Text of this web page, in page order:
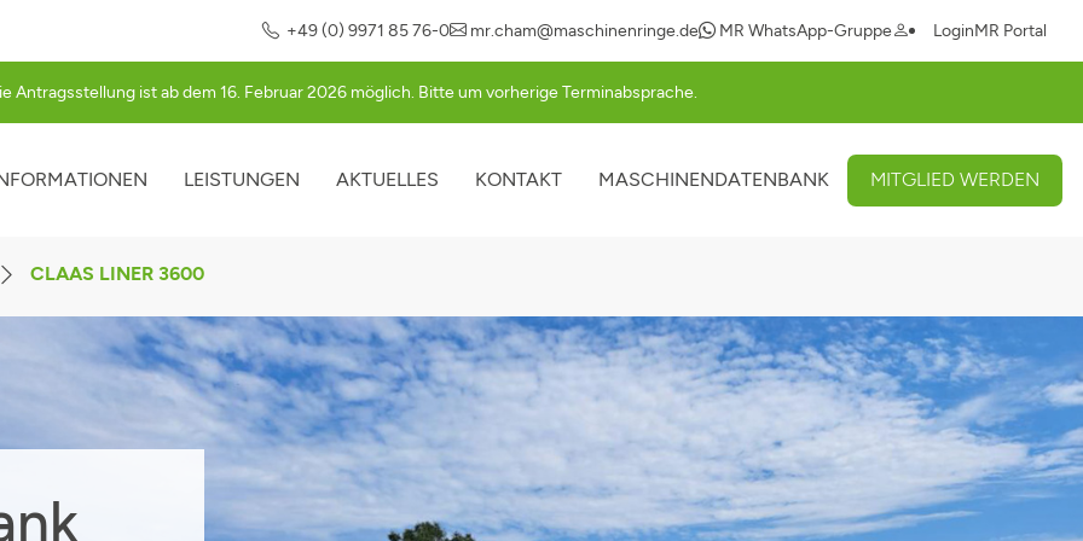
+49 (0) 9971 85 76-0 mr.cham@maschinenringe.de MR WhatsApp-Gruppe
Navigation
LoginMR Portal
Antragsstellung ist ab dem 16. Februar 2026 möglich. Bitte um vorherige Terminabsprache.
LEISTUNGEN AKTUELLES KONTAKT MASCHINENDATENBANK MITGLIED WERDEN
CLAAS LINER 3600